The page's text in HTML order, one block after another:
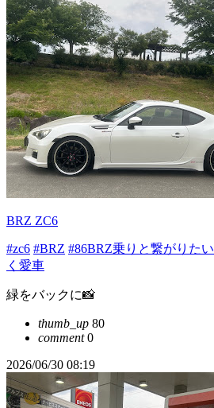
BRZ ZC6
#zc6 #BRZ #86BRZ乗りと繋がりたい
く愛車
緑をバックに📸
thumb_up 80
comment0
2026/06/30 08:19